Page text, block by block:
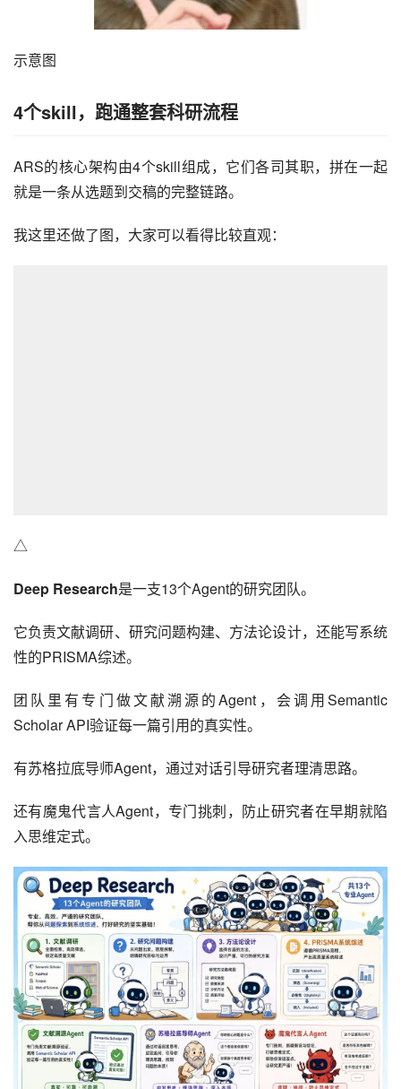
示意图
4个skill，跑通整套科研流程
ARS的核心架构由4个skill组成，它们各司其职，拼在一起
就是一条从选题到交稿的完整链路。
我这里还做了图，大家可以看得比较直观：
△
Deep Research是一支13个Agent的研究团队。
它负责文献调研、研究问题构建、方法论设计，还能写系统
性的PRISMA综述。
团队里有专门做文献溯源的Agent，会调用Semantic
Scholar API验证每一篇引用的真实性。
有苏格拉底导师Agent，通过对话引导研究者理清思路。
还有魔鬼代言人Agent，专门挑刺，防止研究者在早期就陷
入思维定式。